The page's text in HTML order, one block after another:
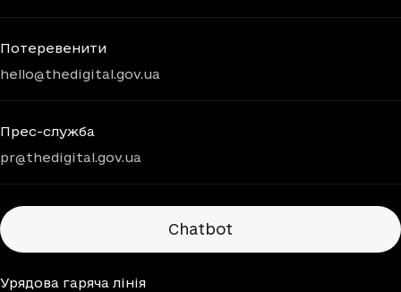
Потеревенити
hello@thedigital.gov.ua
Прес-служба
pr@thedigital.gov.ua
Chatbots
Chatbot
Урядова гаряча лінія